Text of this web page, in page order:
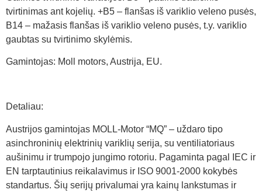
tvirtinimas ant kojelių. +B5 – flanšas iš variklio veleno pusės,
B14 – mažasis flanšas iš variklio veleno pusės, t.y. variklio
gaubtas su tvirtinimo skylėmis.
Gamintojas: Moll motors, Austrija, EU.
Detaliau:
Austrijos gamintojas MOLL-Motor “MQ” – uždaro tipo
asinchroninių elektrinių variklių serija, su ventiliatoriaus
aušinimu ir trumpojo jungimo rotoriu. Pagaminta pagal IEC ir
EN tarptautinius reikalavimus ir ISO 9001-2000 kokybės
standartus. Šių serijų privalumai yra kainų lankstumas ir